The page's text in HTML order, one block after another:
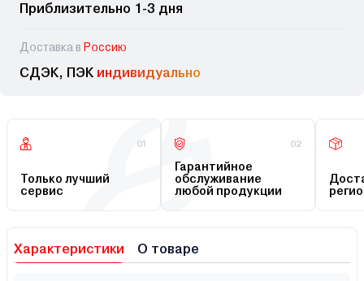
Приблизительно 1-3 дня
Доставка в Россию
СДЭК, ПЭК индивидуально
01
Только лучший
сервис
02
Гарантийное
обслуживание
любой продукции
Характеристики О товаре